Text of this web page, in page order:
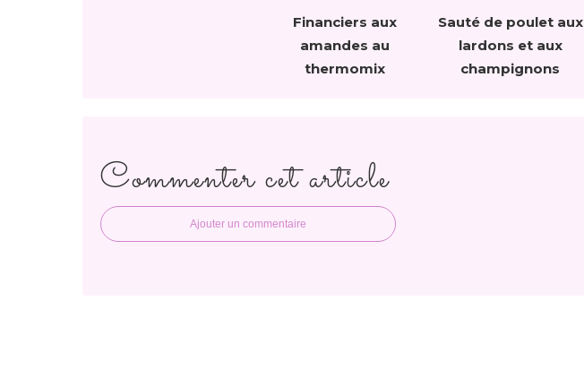
Financiers aux
amandes au
thermomix
Sauté de poulet aux
lardons et aux
champignons
Commenter cet article
Ajouter un commentaire